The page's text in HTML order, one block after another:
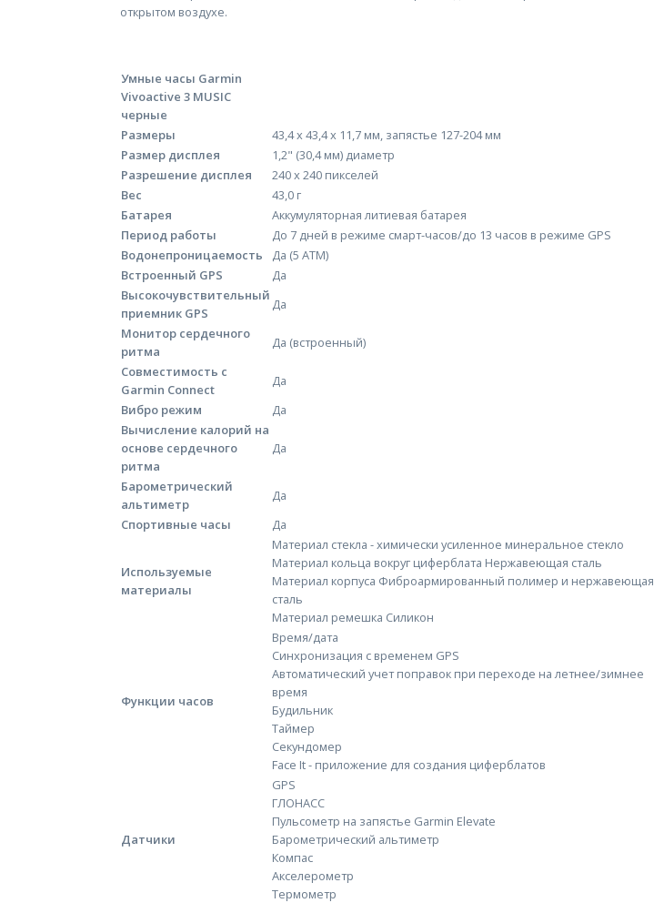
открытом воздухе.
Умные часы Garmin
Vivoactive 3 MUSIC
черные
Размеры
43,4 x 43,4 x 11,7 мм, запястье 127-204 мм
Размер дисплея
1,2" (30,4 мм) диаметр
Разрешение дисплея
240 x 240 пикселей
Вес
43,0 г
Батарея
Аккумуляторная литиевая батарея
Период работы
До 7 дней в режиме смарт-часов/до 13 часов в режиме GPS
Водонепроницаемость
Да (5 ATM)
Встроенный GPS
Да
Высокочувствительный
приемник GPS
Да
Монитор сердечного
ритма
Да (встроенный)
Совместимость с
Garmin Connect
Да
Вибро режим
Да
Вычисление калорий на
основе сердечного
ритма
Да
Барометрический
альтиметр
Да
Спортивные часы
Да
Используемые
материалы
Материал стекла - химически усиленное минеральное стекло
Материал кольца вокруг циферблата Нержавеющая сталь
Материал корпуса Фиброармированный полимер и нержавеющая
сталь
Материал ремешка Силикон
Функции часов
Время/дата
Синхронизация с временем GPS
Автоматический учет поправок при переходе на летнее/зимнее
время
Будильник
Таймер
Секундомер
Face It - приложение для создания циферблатов
Датчики
GPS
ГЛОНАСС
Пульсометр на запястье Garmin Elevate
Барометрический альтиметр
Компас
Акселерометр
Термометр